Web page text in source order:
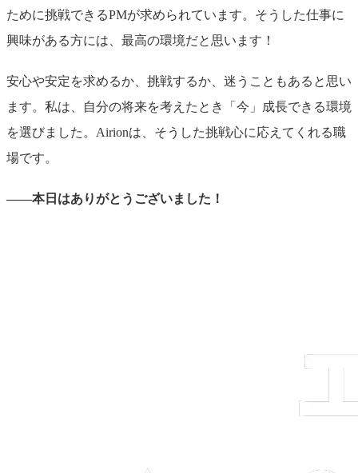
ために挑戦できるPMが求められています。そうした仕事に
興味がある方には、最高の環境だと思います！
安心や安定を求めるか、挑戦するか、迷うこともあると思い
ます。私は、自分の将来を考えたとき「今」成長できる環境
を選びました。Airionは、そうした挑戦心に応えてくれる職
場です。
――本日はありがとうございました！